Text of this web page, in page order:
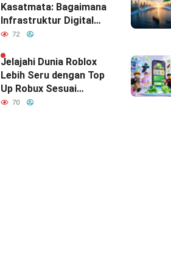
Kasatmata: Bagaimana
Infrastruktur Digital
Diam-Diam
Hubungan Indonesia–
India
72
Jelajahi Dunia Roblox
Lebih Seru dengan Top
Up Robux Sesuai
Kebutuhan
70